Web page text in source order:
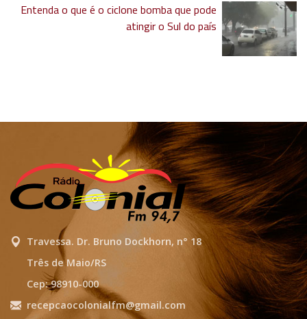
Entenda o que é o ciclone bomba que pode
atingir o Sul do país
Travessa. Dr. Bruno Dockhorn, n° 18
Três de Maio/RS
Cep: 98910-000
recepcaocolonialfm@gmail.com